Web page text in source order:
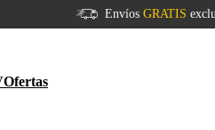
Envíos GRATIS
Ofertas